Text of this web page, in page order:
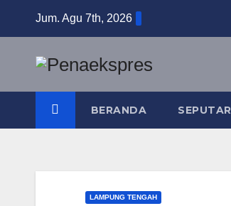
Jum. Agu 7th, 2026
BERANDA
LAMPUNG TENGAH